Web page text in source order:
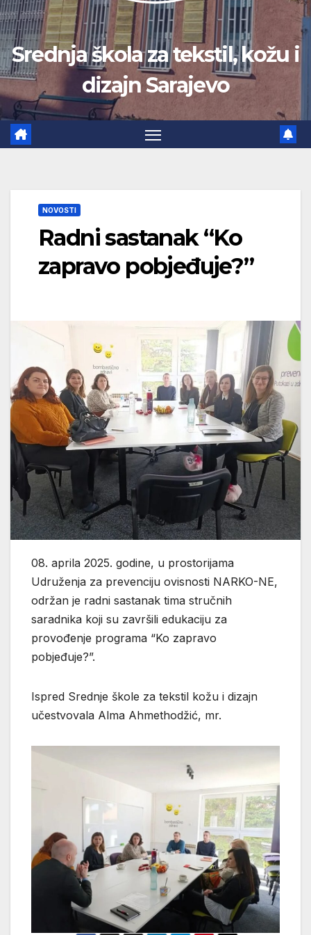
Srednja škola za tekstil, kožu i
dizajn Sarajevo
NOVOSTI
Radni sastanak “Ko
zapravo pobjeđuje?”
08. aprila 2025. godine, u prostorijama
Udruženja za prevenciju ovisnosti NARKO-NE,
održan je radni sastanak tima stručnih
saradnika koji su završili edukaciju za
provođenje programa “Ko zapravo
pobjeđuje?”.
Ispred Srednje škole za tekstil kožu i dizajn
učestvovala Alma Ahmethodžić, mr.